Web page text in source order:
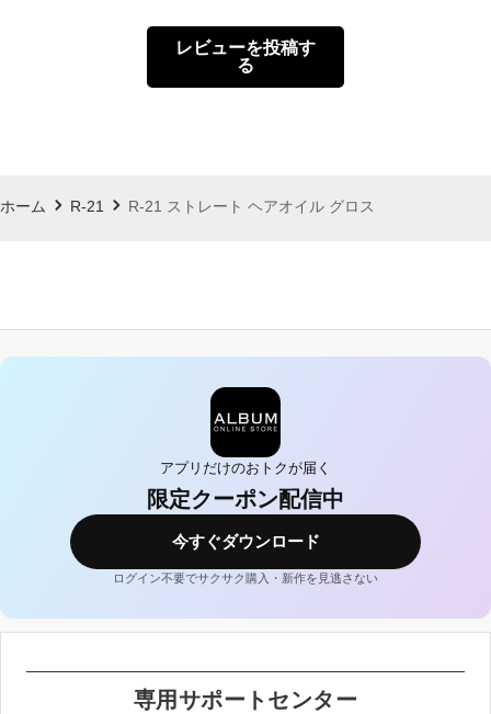
レビューを投稿す
る
ホーム R-21 R-21 ストレート ヘアオイル グロス
アプリだけのおトクが届く
限定クーポン配信中
今すぐダウンロード
ログイン不要でサクサク購入・新作を見逃さない
専用サポートセンター